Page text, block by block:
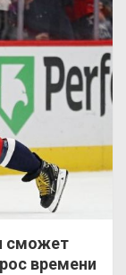
сможет
времени